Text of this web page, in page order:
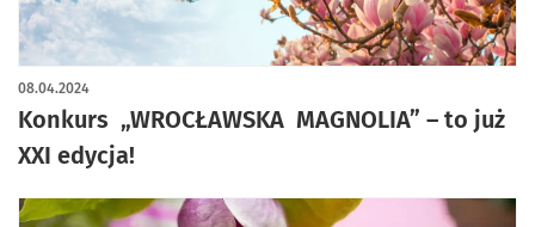
Konkurs „WROCŁAWSKA MAGNOLIA” – to już
XXI edycja!
08.04.2024